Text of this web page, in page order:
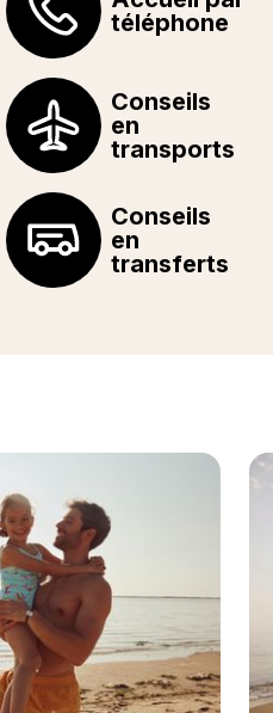
téléphone
Conseils
en
transports
Conseils
en
transferts